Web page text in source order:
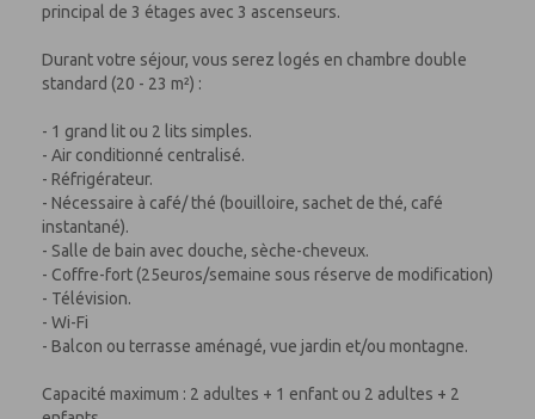
principal de 3 étages avec 3 ascenseurs.
Durant votre séjour, vous serez logés en chambre double
standard (20 - 23 m²) :
- 1 grand lit ou 2 lits simples.
- Air conditionné centralisé.
- Réfrigérateur.
- Nécessaire à café/ thé (bouilloire, sachet de thé, café
instantané).
- Salle de bain avec douche, sèche-cheveux.
- Coffre-fort (25euros/semaine sous réserve de modification)
- Télévision.
- Wi-Fi
- Balcon ou terrasse aménagé, vue jardin et/ou montagne.
Capacité maximum : 2 adultes + 1 enfant ou 2 adultes + 2